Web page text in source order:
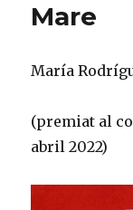
Mare
María
(premiat al
abril 2022)